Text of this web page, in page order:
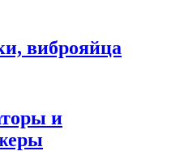
виброяйца
и